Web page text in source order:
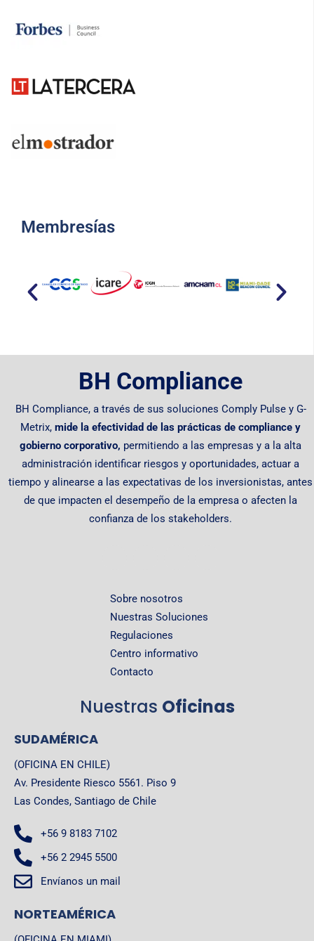
Membresías​
BH Compliance
BH Compliance, a través de sus soluciones Comply Pulse y G-
Metrix, mide la efectividad de las prácticas de compliance y
gobierno corporativo, permitiendo a las empresas y a la alta
administración identificar riesgos y oportunidades, actuar a
tiempo y alinearse a las expectativas de los inversionistas, antes
de que impacten el desempeño de la empresa o afecten la
confianza de los stakeholders.
Sobre nosotros
Nuestras Soluciones
Regulaciones
Centro informativo
Contacto
Nuestras Oficinas
SUDAMÉRICA
(OFICINA EN CHILE)
Av. Presidente Riesco 5561. Piso 9
Las Condes, Santiago de Chile
+56 9 8183 7102
+56 2 2945 5500
Envíanos un mail
NORTEAMÉRICA